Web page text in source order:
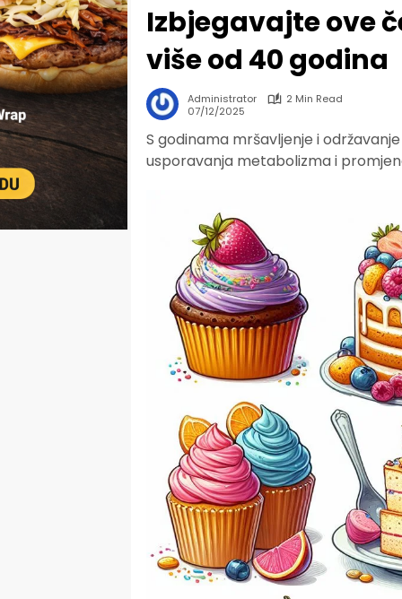
Izbjegavajte ove
više od 40 godina
Administrator
2 Min Read
07/12/2025
S godinama mršavljenje i
usporavanja metabolizma i